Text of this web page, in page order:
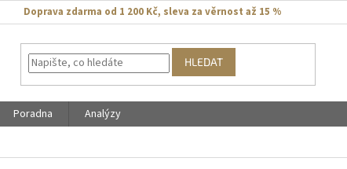
Doprava zdarma od 1 200 Kč, sleva za věrnost až 15 %
HLEDAT
Poradna
Analýzy